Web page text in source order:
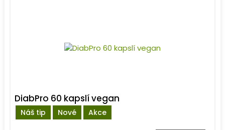
Náš tip Nové Akce
DiabPro 60 kapslí vegan